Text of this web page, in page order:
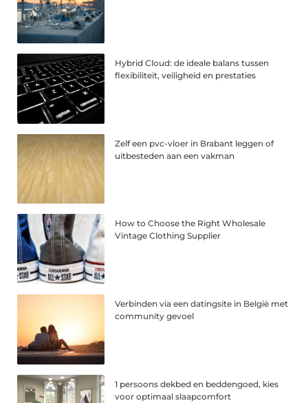
Hybrid Cloud: de ideale balans tussen
flexibiliteit, veiligheid en prestaties
Zelf een pvc-vloer in Brabant leggen of
uitbesteden aan een vakman
How to Choose the Right Wholesale
Vintage Clothing Supplier
Verbinden via een datingsite in België met
community gevoel
1 persoons dekbed en beddengoed, kies
voor optimaal slaapcomfort